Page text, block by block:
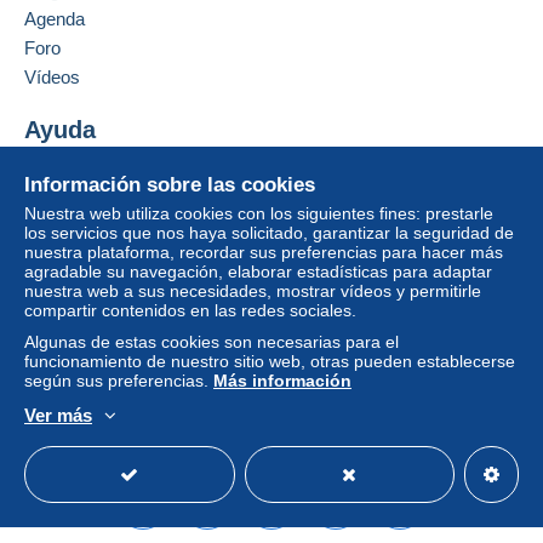
vendedor al comprador. Una compra no pagada
cláusulas relativas al pago, estas se considerarán
nulas. Las condiciones de pago de la página web
Delcampe, tal y como se definen en las
Las compras deben pagarse en un plazo de14
díasa partir de la recepción de la declaración final
del vendedor.
LES FRAIS DE PORT VOUS SERONT INDIQUES
APRES LA VENTE . MERCI
Información sobre las cookies
Nuestra web utiliza cookies con los siguientes fines: prestarle
los servicios que nos haya solicitado, garantizar la seguridad de
nuestra plataforma, recordar sus preferencias para hacer más
agradable su navegación, elaborar estadísticas para adaptar
nuestra web a sus necesidades, mostrar vídeos y permitirle
compartir contenidos en las redes sociales.
Algunas de estas cookies son necesarias para el
funcionamiento de nuestro sitio web, otras pueden establecerse
según sus preferencias. Más información
Ver más
Agenda
Foro
Vídeos
Ayuda
Comprar en Delcampe
Vender en Delcampe
Una página securizada